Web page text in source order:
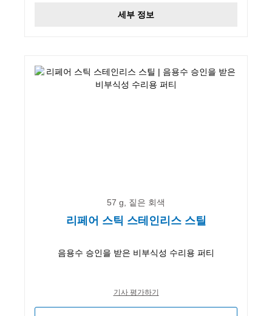
세부 정보
57 g, 짙은 회색
리페어 스틱 스테인리스 스틸
음용수 승인을 받은 비부식성 수리용 퍼티
기사 평가하기